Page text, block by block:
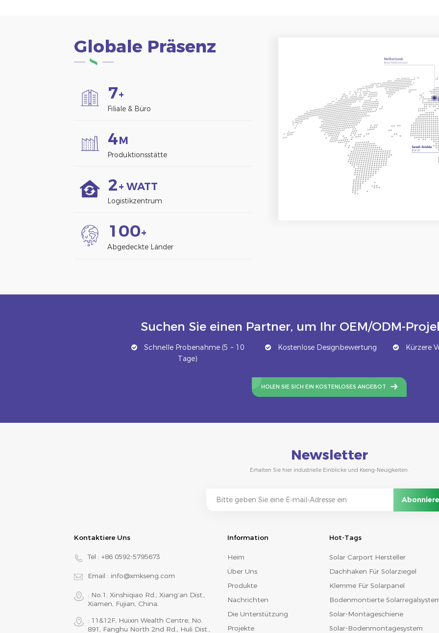
Globale Präsenz
7+
Filiale & Büro
4M
Produktionsstätte
2+ WATT
Logistikzentrum
1 00+
Abgedeckte Länder
Suchen Sie einen Partner, um Ihr OEM/ODM-
Schnelle Probenahme (5 ~ 10
Tage)
Kostenlose Designbewertung Kürzere
HOLEN SIE SICH EIN KOSTENLOSES ANGEBOT
Newsletter
Erhalten Sie hier industrielle Einblicke und Kseng-Neuigkeiten.
Kontaktiere Uns
Tel : +86 0592-5795673
Email : info@xmkseng.com
: No.1, Xinshiqiao Rd., Xiang‘an Dist.,
Xiamen, Fujian, China.
: 11&12F, Huixin Wealth Centre, No.
891, Fanghu North 2nd Rd., Huli Dist.,
Information
Heim
Über Uns
Produkte
Nachrichten
Die Unterstützung
Projekte
Hot-Tags
Solar Carport Hersteller
Dachhaken Für Solarziegel
Klemme Für Solarpanel
Bodenmontierte
Solar-Montageschiene
Solar-Bodenmontagesystem